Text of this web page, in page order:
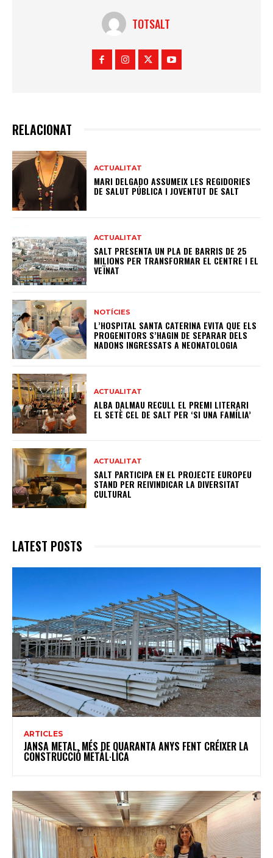
TOTSALT
RELACIONAT
ACTUALITAT
MARI DELGADO ASSUMEIX LES REGIDORIES
DE SALUT PÚBLICA I JOVENTUT DE SALT
ACTUALITAT
SALT PRESENTA UN PLA DE BARRIS DE 25
MILIONS PER TRANSFORMAR EL CENTRE I EL
VEÏNAT
NOTÍCIES
L’HOSPITAL SANTA CATERINA EVITA QUE ELS
PROGENITORS S’HAGIN DE SEPARAR DELS
NADONS INGRESSATS A NEONATOLOGIA
ACTUALITAT
ALBA DALMAU RECULL EL PREMI LITERARI
EL SETÈ CEL DE SALT PER ‘SI UNA FAMÍLIA’
ACTUALITAT
SALT PARTICIPA EN EL PROJECTE EUROPEU
STAND PER REIVINDICAR LA DIVERSITAT
CULTURAL
LATEST POSTS
ARTICLES
JANSA METAL, MÉS DE QUARANTA ANYS FENT CRÉIXER LA
CONSTRUCCIÓ METÀL·LICA